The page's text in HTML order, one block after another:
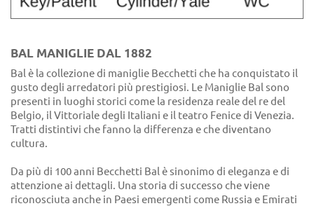
BAL MANIGLIE DAL 1882
Bal è la collezione di maniglie Becchetti che ha conquistato il
gusto degli arredatori più prestigiosi. Le Maniglie Bal sono
presenti in luoghi storici come la residenza reale del re del
Belgio, il Vittoriale degli Italiani e il teatro Fenice di Venezia.
Tratti distintivi che fanno la differenza e che diventano
cultura.
Da più di 100 anni Becchetti Bal è sinonimo di eleganza e di
attenzione ai dettagli. Una storia di successo che viene
riconosciuta anche in Paesi emergenti come Russia e Emirati